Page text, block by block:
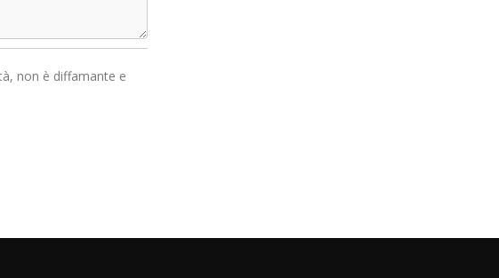
non è diffamante e